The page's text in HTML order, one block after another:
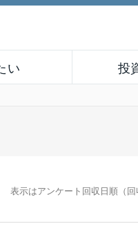
い 投
表示はアンケート回収日順（回